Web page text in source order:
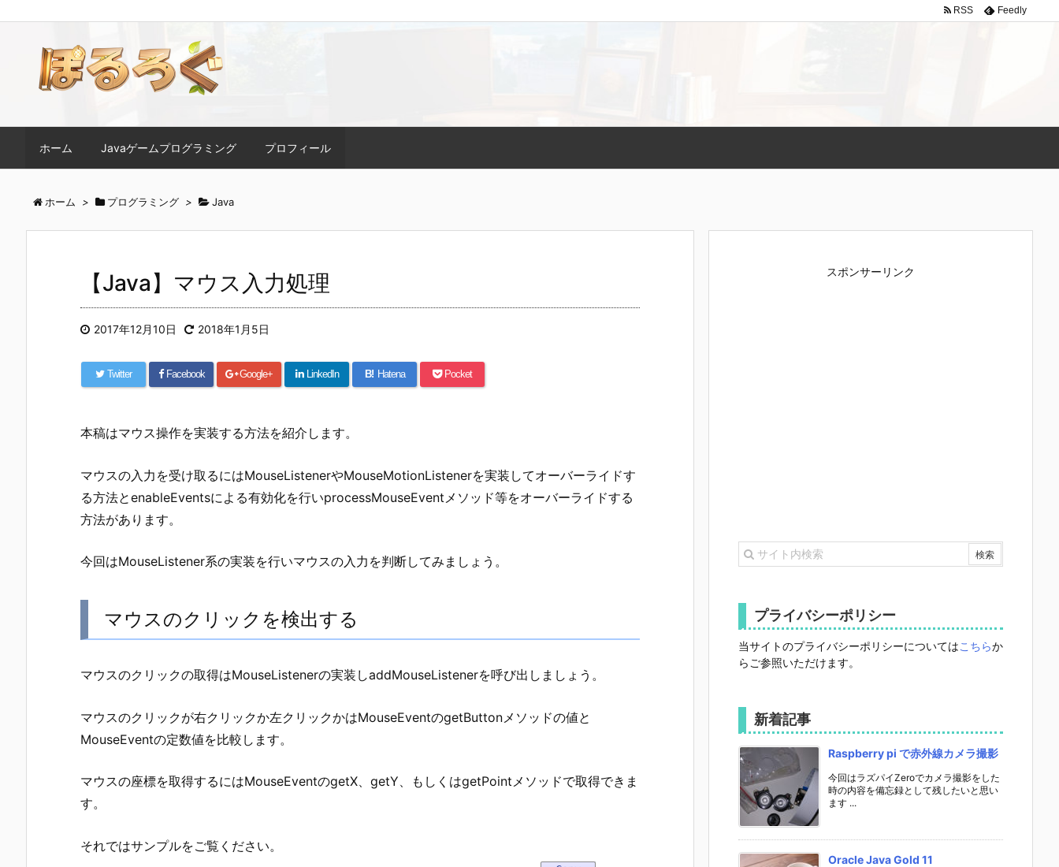
ホーム Javaゲームプログラミング プロフィール
RSS Feedly
ホーム > プログラミング > Java
【Java】マウス入力処理
2017年12月10日 2018年1月5日
Twitter Facebook Google+ LinkedIn B! Hatena Pocket
本稿はマウス操作を実装する方法を紹介します。
マウスの入力を受け取るにはMouseListenerやMouseMotionListenerを実装してオーバーライドす
る方法とenableEventsによる有効化を行いprocessMouseEventメソッド等をオーバーライドする
方法があります。
今回はMouseListener系の実装を行いマウスの入力を判断してみましょう。
マウスのクリックを検出する
マウスのクリックの取得はMouseListenerの実装しaddMouseListenerを呼び出しましょう。
マウスのクリックが右クリックか左クリックかはMouseEventのgetButtonメソッドの値と
MouseEventの定数値を比較します。
マウスの座標を取得するにはMouseEventのgetX、getY、もしくはgetPointメソッドで取得できま
す。
それではサンプルをご覧ください。
スポンサーリンク
プライバシーポリシー
当サイトのプライバシーポリシーについてはこちらか
らご参照いただけます。
新着記事
Raspberry pi で赤外線カメラ撮影
今回はラズパイZeroでカメラ撮影をした
時の内容を備忘録として残したいと思い
ます ...
Oracle Java Gold 11